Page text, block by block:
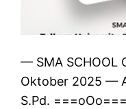
— SMA SCHOOL
Oktober 2025 —
S.Pd.